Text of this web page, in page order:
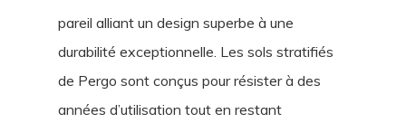
pareil alliant un design superbe à une
durabilité exceptionnelle. Les sols stratifiés
de Pergo sont conçus pour résister à des
années d’utilisation tout en restant